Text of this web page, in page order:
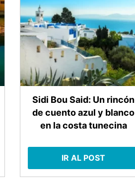
Sidi Bou Said: Un rincón
de cuento azul y blanco
en la costa tunecina
IR AL POST